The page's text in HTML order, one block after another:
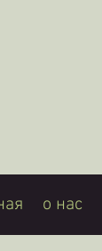
о нас